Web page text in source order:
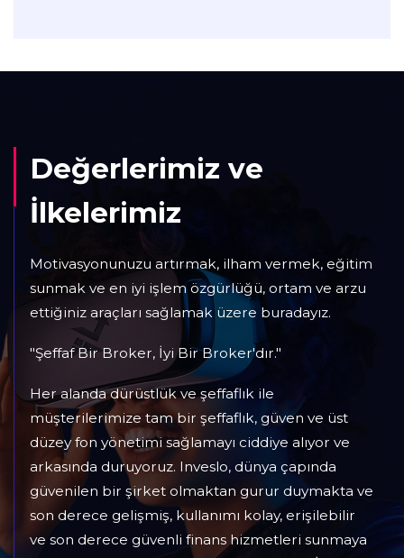
Değerlerimiz ve
İlkelerimiz
Motivasyonunuzu artırmak, ilham vermek, eğitim
sunmak ve en iyi işlem özgürlüğü, ortam ve arzu
ettiğiniz araçları sağlamak üzere buradayız.
"Şeffaf Bir Broker, İyi Bir Broker'dır."
Her alanda dürüstlük ve şeffaflık ile
müşterilerimize tam bir şeffaflık, güven ve üst
düzey fon yönetimi sağlamayı ciddiye alıyor ve
arkasında duruyoruz. Inveslo, dünya çapında
güvenilen bir şirket olmaktan gurur duymakta ve
son derece gelişmiş, kullanımı kolay, erişilebilir
ve son derece güvenli finans hizmetleri sunmaya